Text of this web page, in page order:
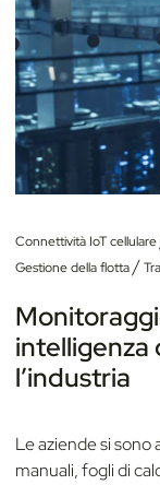
Connettività IoT cellulare
Gestione della flotta/
intelligenza
l’industria
Le aziende si
manuali, fogli di